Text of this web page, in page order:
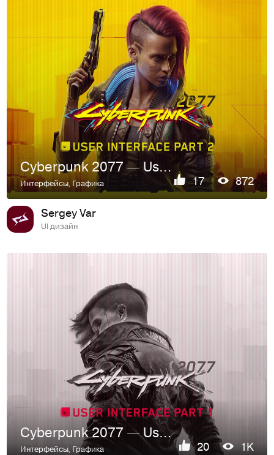
Cyberpunk 2077 — User Interface (Part 2)
Интерфейсы,Графика 17 872
Sergey Var
UI дизайн
Cyberpunk 2077 — User Interface (Part 1)
Интерфейсы, Графика 20 1K